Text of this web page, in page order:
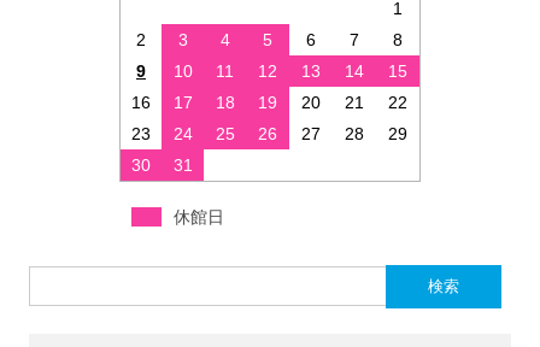
1
2
3 4 5 6 7
8
9
10 11 12 13 14
15
16
17 18 19 20 21
22
23
24 25 26 27 28
29
30
31
休館日